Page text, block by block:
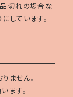
切れの場合な
しています。
ません。
ます。